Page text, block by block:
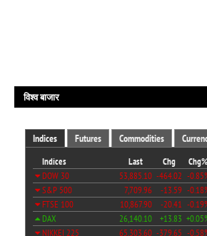
विश्व बाजार